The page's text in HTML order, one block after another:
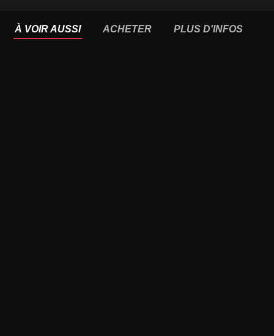
À VOIR AUSSI ACHETER PLUS D'INFOS